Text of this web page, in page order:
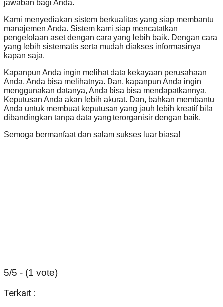
jawaban bagi Anda.
Kami menyediakan sistem berkualitas yang siap membantu
manajemen Anda. Sistem kami siap mencatatkan
pengelolaan aset dengan cara yang lebih baik. Dengan cara
yang lebih sistematis serta mudah diakses informasinya
kapan saja.
Kapanpun Anda ingin melihat data kekayaan perusahaan
Anda, Anda bisa melihatnya. Dan, kapanpun Anda ingin
menggunakan datanya, Anda bisa bisa mendapatkannya.
Keputusan Anda akan lebih akurat. Dan, bahkan membantu
Anda untuk membuat keputusan yang jauh lebih kreatif bila
dibandingkan tanpa data yang terorganisir dengan baik.
Semoga bermanfaat dan salam sukses luar biasa!
5/5 - (1 vote)
Terkait :